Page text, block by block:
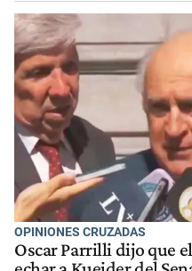
OPINIONES CRUZADAS
Oscar Parrilli dijo que